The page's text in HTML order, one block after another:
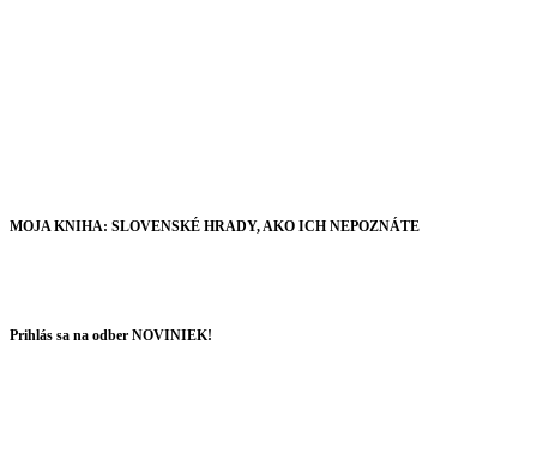
MOJA KNIHA: SLOVENSKÉ HRADY, AKO ICH NEPOZNÁTE
Prihlás sa na odber NOVINIEK!